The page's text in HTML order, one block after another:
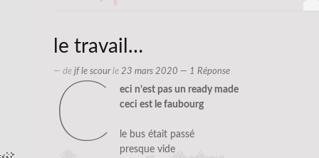
le travail…
— de jf le scourle 23 mars 2020 — 1 Réponse
c
eci n’est pas un ready made
ceci est le faubourg
le bus était passé
presque vide